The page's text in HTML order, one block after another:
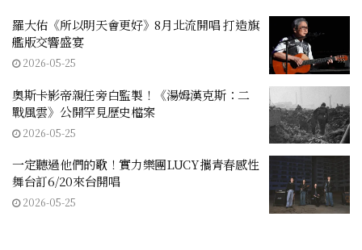
羅大佑《所以明天會更好》8月北流開唱 打造旗
艦版交響盛宴
2026-05-25
奧斯卡影帝親任旁白監製！《湯姆漢克斯：二
戰風雲》公開罕見歷史檔案
2026-05-25
一定聽過他們的歌！實力樂團LUCY攜青春感性
舞台訂6/20來台開唱
2026-05-25